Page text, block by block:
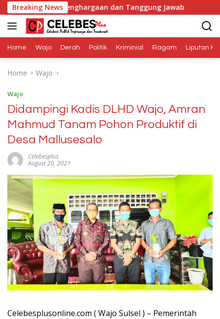
Skip
to
content
Breaking News
Penghargaan dan Tanggung Jawab Dana Media
Home Wajo Derah Politik Kriminial Ragam Liputan
Home Wajo
Wajo
Didampingi Kadis DLHD Wajo, Amran
Mahmud Tanam Pohon Produktif di
Desa Mallusesalo
Celebesplus
August 20, 2021
Celebesplusonline.com ( Wajo Sulsel ) – Pemerintah